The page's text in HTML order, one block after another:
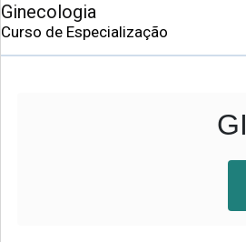
Ginecologia
Curso de Especialização